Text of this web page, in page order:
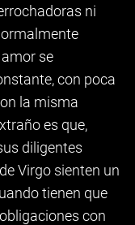
ni
se
con poca
la misma
es que,
diligentes
Virgo sienten un
tienen que
con